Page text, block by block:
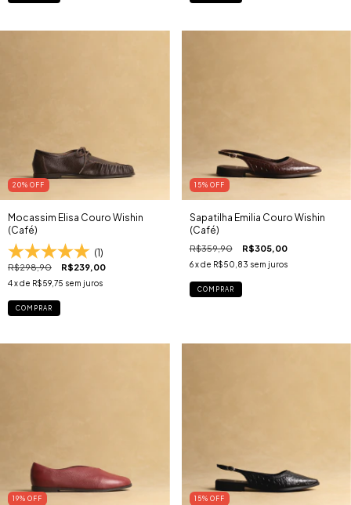
20% OFF
Mocassim Elisa Couro Wishin
(Café)
(1)
R$298,90 R$239,00
4x de R$59,75 sem juros
COMPRAR
15% OFF
Sapatilha Emilia Couro Wishin
(Café)
R$359,90 R$305,00
6 x de R$50,83 sem juros
COMPRAR
19% OFF 15% OFF